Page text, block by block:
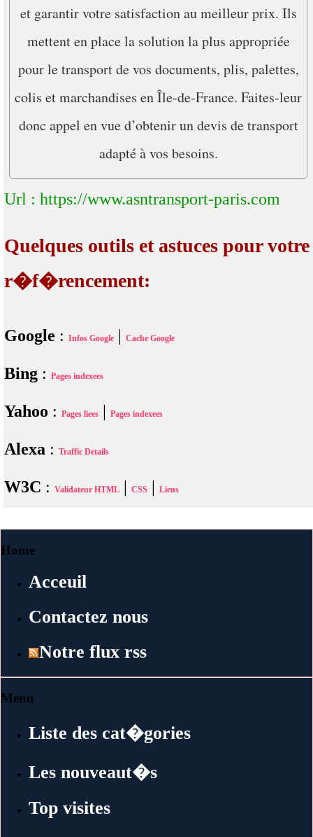
et garantir votre satisfaction au meilleur prix. Ils
mettent en place la solution la plus appropriée
pour le transport de vos documents, plis, palettes,
colis et marchandises en Île-de-France. Faites-leur
donc appel en vue d’obtenir un devis de transport
adapté à vos besoins.
Url : https://www.asntransport-paris.com
Quelques outils et astuces pour votre
r�f�rencement:
Google : Infos Google Cache Google
Bing : Pages indexees
Yahoo : Pages liees Pages indexees
Alexa : Traffic Details
W3C : Validateur HTML CSS Liens
Home
Acceuil
Contactez nous
Notre flux rss
Menu
Liste des cat�gories
Les nouveaut�s
Top visites